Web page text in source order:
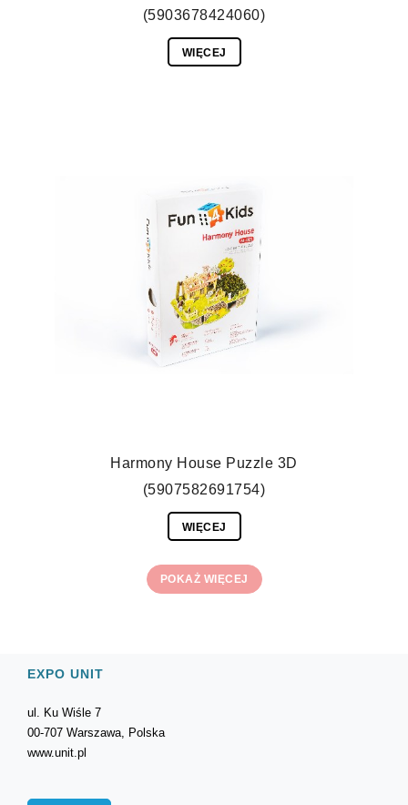
(5903678424060)
WIĘCEJ
Harmony House Puzzle 3D
(5907582691754)
WIĘCEJ
POKAŻ WIĘCEJ
EXPO UNIT
ul. Ku Wiśle 7
00-707 Warszawa, Polska
www.unit.pl